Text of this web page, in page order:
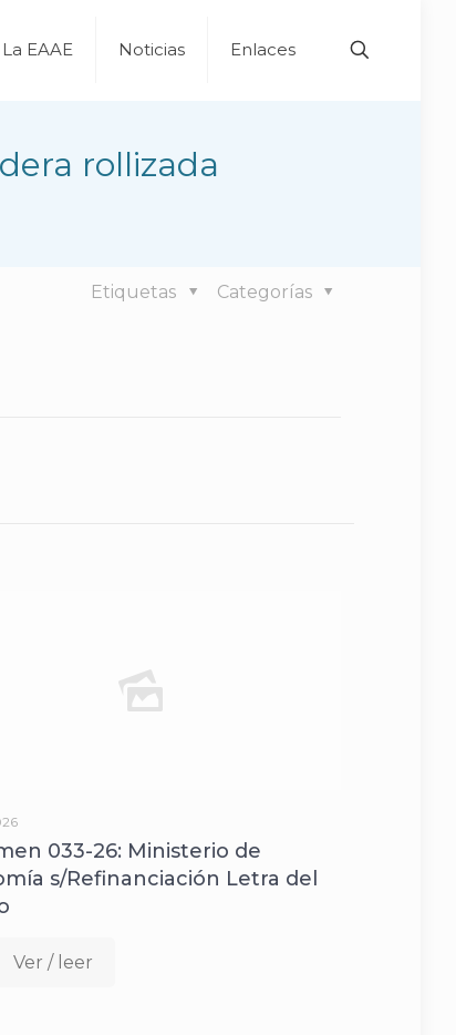
La EAAE Noticias Enlaces
rollizada
Categorías
Etiquetas
033-26: Ministerio de
s/Refinanciación Letra del
Ver / leer